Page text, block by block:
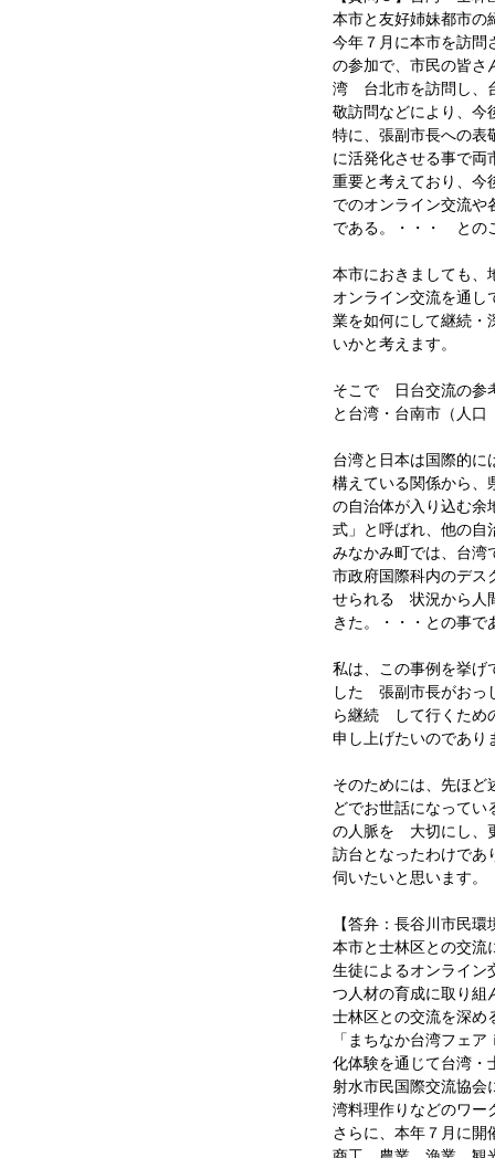
本市と友好姉妹都市
今年７月に本市を訪
の参加で、市民の皆
湾 台北市を訪問し、
敬訪問などにより、今
特に、張副市長への表
に活発化させる事で両
重要と考えており、今
でのオンライン交流や
である。・・・ との
本市におきましても
オンライン交流を通し
業を如何にして継続・
いかと考えます。
そこで 日台交流の参
と台湾・台南市（人
台湾と日本は国際的に
構えている関係から、
の自治体が入り込む
式」と呼ばれ、他の自
みなかみ町では、台湾
市政府国際科内のデス
せられる 状況から人
きた。・・・との事で
私は、この事例を挙げ
した 張副市長がおっ
ら継続 して行くため
申し上げたいのであり
そのためには、先ほど
どでお世話になってい
の人脈を 大切にし、
訪台となったわけであ
伺いたいと思います。
【答弁：長谷川市民環
本市と士林区との交流
生徒によるオンライン
つ人材の育成に取り組
士林区との交流を深め
「まちなか台湾フェ
化体験を通じて台湾・
射水市民国際交流協会
湾料理作りなどのワー
さらに、本年７月に開